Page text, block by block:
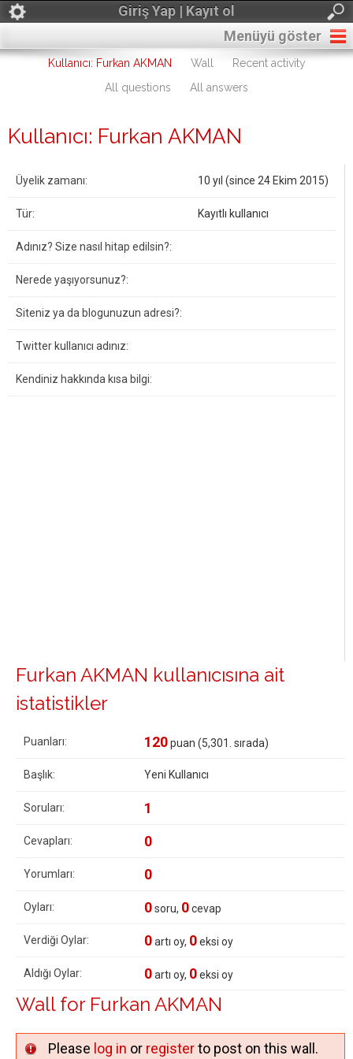
Giriş Yap | Kayıt ol
Menüyü göster
Kullanıcı: Furkan AKMAN Wall
Recent activity
All questions
All answers
Kullanıcı: Furkan AKMAN
Üyelik zamanı: 10 yıl (since 24 Ekim 2015)
Tür: Kayıtlı kullanıcı
Adınız? Size nasıl hitap edilsin?:
Nerede yaşıyorsunuz?:
Siteniz ya da blogunuzun adresi?:
Twitter kullanıcı adınız:
Kendiniz hakkında kısa bilgi:
Furkan AKMAN kullanıcısına ait
istatistikler
Puanları: 120puan (5,301 . sırada)
Başlık: Yeni Kullanıcı
Soruları: 1
Cevapları: 0
Yorumları: 0
Oyları: 0soru, 0cevap
Verdiği Oylar: 0artı oy, 0eksi oy
Aldığı Oylar: 0artı oy, 0eksi oy
Wall for Furkan AKMAN
Please log in or registerto post on this wall.